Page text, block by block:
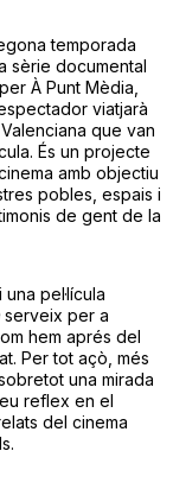
temporada
sèrie documental
À Punt Mèdia,
viatjarà
que van
És un projecte
amb objectiu
pobles, espais i
de gent de la
pel·lícula
serveix per a
hem aprés del
Per tot açò, més
una mirada
reflex en el
del cinema